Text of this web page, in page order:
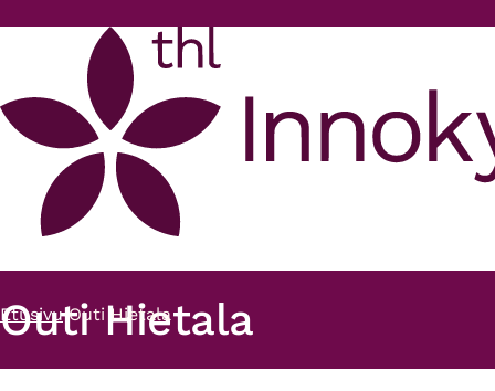
Murupolku
Etusivu Outi Hietala
Outi Hietala